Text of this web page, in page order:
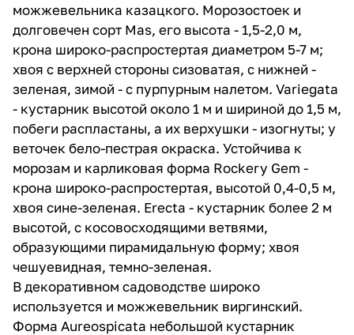
можжевельника казацкого. Морозостоек и
долговечен сорт Mas, его высота - 1,5-2,0 м,
крона широко-распростертая диаметром 5-7 м;
хвоя с верхней стороны сизоватая, с нижней -
зеленая, зимой - с пурпурным налетом. Variegata
- кустарник высотой около 1 м и шириной до 1,5 м,
побеги распластаны, а их верхушки - изогнуты; у
веточек бело-пестрая окраска. Устойчива к
морозам и карликовая форма Rockery Gem -
крона широко-распростертая, высотой 0,4-0,5 м,
хвоя сине-зеленая. Erecta - кустарник более 2 м
высотой, с косовосходящими ветвями,
образующими пирамидальную форму; хвоя
чешуевидная, темно-зеленая.
В декоративном садоводстве широко
используется и можжевельник виргинский.
Форма Aureospicata небольшой кустарник